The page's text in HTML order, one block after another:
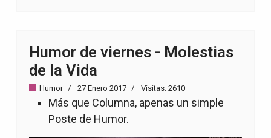
Humor de viernes - Molestias
de la Vida
Humor 27 Enero 2017 Visitas: 2610
Más que Columna, apenas un simple
Poste de Humor.